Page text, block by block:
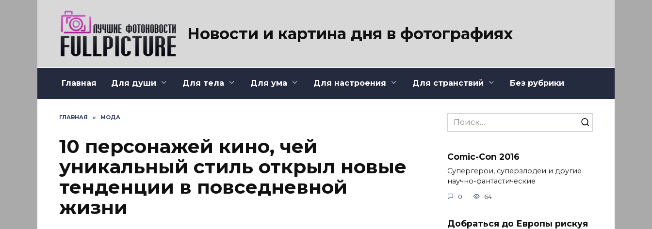
Новости и картина дня в фотографиях
Главная Для души Для тела Для ума Для настроения Для странствий Без рубрики
ГЛАВНАЯ » МОДА
10 персонажей кино, чей
уникальный стиль открыл новые
тенденции в повседневной
жизни
Search
for:
Comic-Con 2016
Супергерои, суперзлодеи и другие
научно-фантастические
0 64
Добраться до Европы рискуя